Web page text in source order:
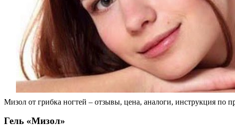
Мизол от грибка ногтей – отзывы, цена, аналоги, инструкция по
Гель «Мизол»